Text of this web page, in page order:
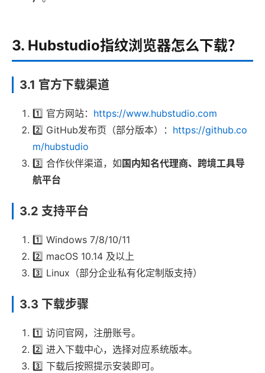
3. Hubstudio指纹浏览器怎么下载？
3.1 官方下载渠道
1️⃣ 官方网站： https://www.hubstudio.com
2️⃣ GitHub发布页（部分版本）： https://github.co
m/hubstudio
3️⃣ 合作伙伴渠道，如 国内知名代理商、跨境工具导
航平台
3.2 支持平台
1️⃣ Windows 7/8/10/11
2️⃣ macOS 10.14 及以上
3️⃣ Linux（部分企业私有化定制版支持）
3.3 下载步骤
1️⃣ 访问官网，注册账号。
2️⃣ 进入下载中心，选择对应系统版本。
3️⃣ 下载后按照提示安装即可。